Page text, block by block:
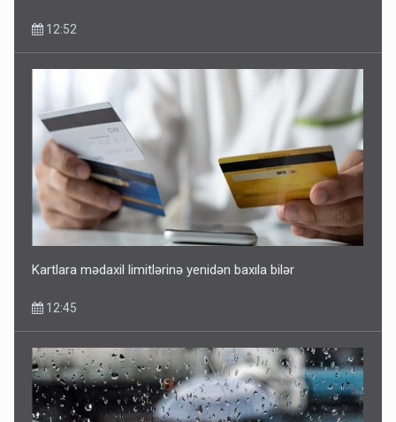
12:52
Kartlara mədaxil limitlərinə yenidən baxıla bilər
12:45